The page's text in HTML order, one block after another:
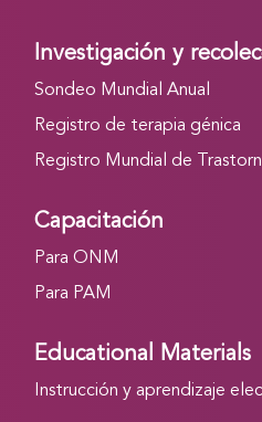
Investigación y
Sondeo Mundial Anual
Registro de terapia génica
Registro Mundial de
Capacitación
Para ONM
Para PAM
Educational Materials
Instrucción y aprendizaje